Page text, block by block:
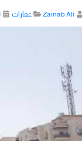
Zainab Ali عقارات